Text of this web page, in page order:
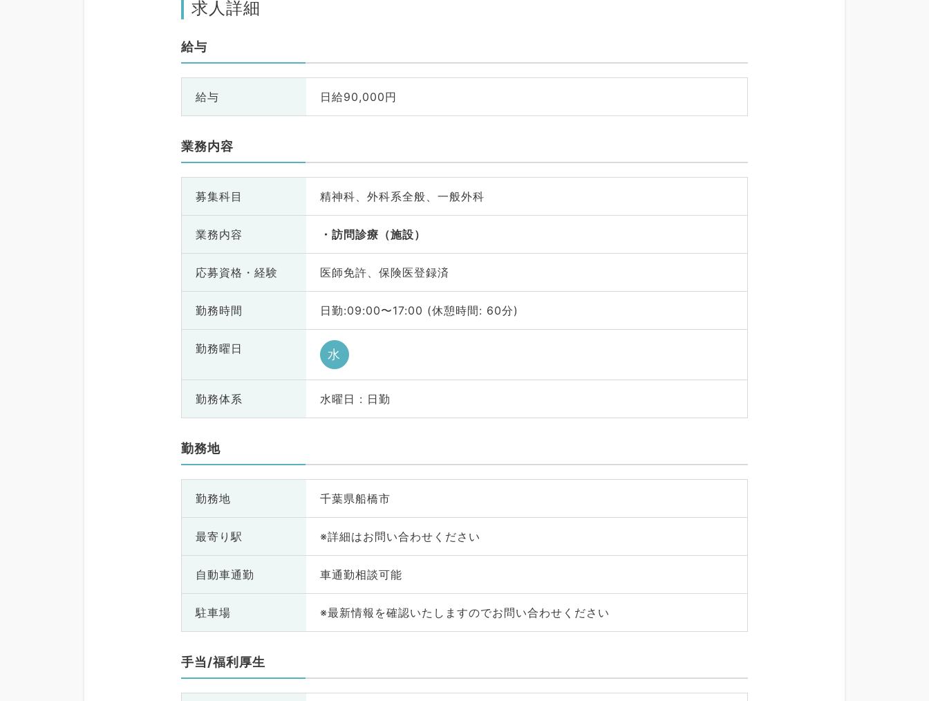
求人詳細
給与
給与 日給90,000円
業務内容
募集科目 精神科、外科系全般、一般外科
業務内容 訪問診療（施設）
応募資格・ 経験 医師免許、保険医登録済
勤務時間 日勤:09:00〜17:00 (休憩時間: 60分)
勤務曜日 水
勤務体系 水曜日 : 日勤
勤務地
勤務地 千葉県船橋市
最寄り駅 ※詳細はお問い合わせください
自動車通勤 車通勤相談可能
駐車場 ※最新情報を確認いたしますのでお問い合わせください
手当/福利厚生